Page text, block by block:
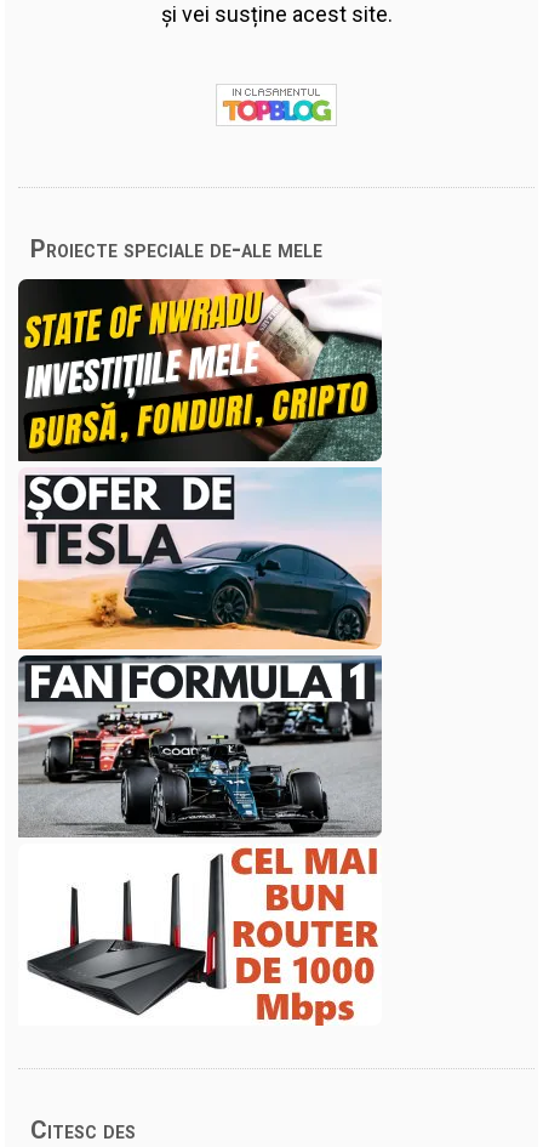
și vei susține acest site.
Proiecte speciale de-ale mele
Citesc des